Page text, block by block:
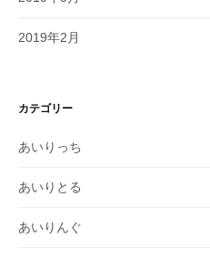
2019年2月
カテゴリー
あいりっち
あいりとる
あいりんぐ